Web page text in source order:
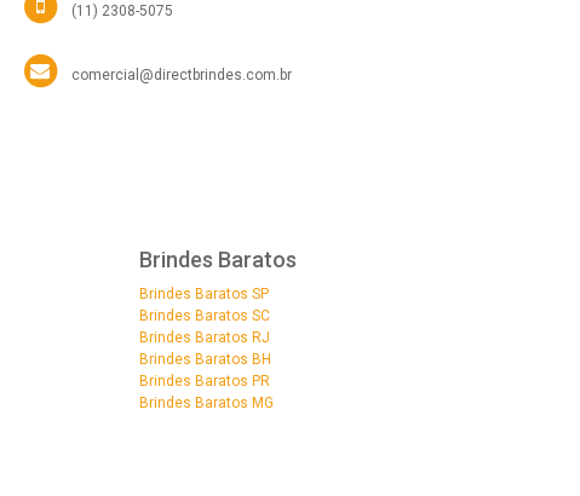
(11) 2308-5075
comercial@directbrindes.com.br
Brindes Baratos
Brindes Baratos SP
Brindes Baratos SC
Brindes Baratos RJ
Brindes Baratos BH
Brindes Baratos PR
Brindes Baratos MG